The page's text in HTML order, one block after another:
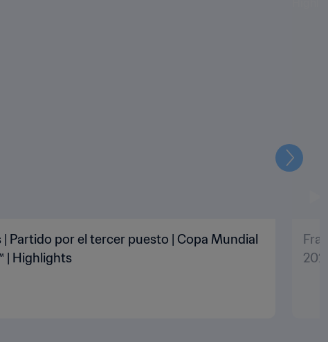
Partido por el tercer puesto | Copa Mundial
| Highlights